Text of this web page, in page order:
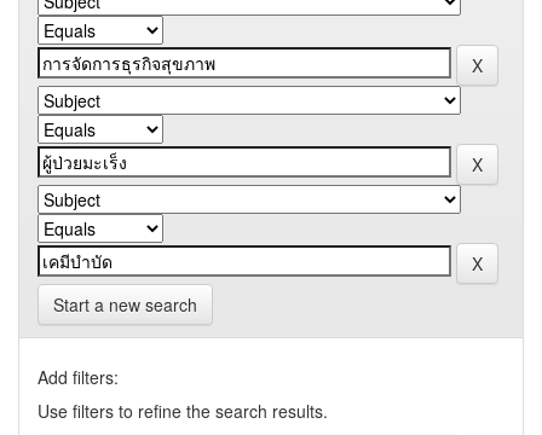
Start a new search
Add filters:
Use filters to refine the search results.